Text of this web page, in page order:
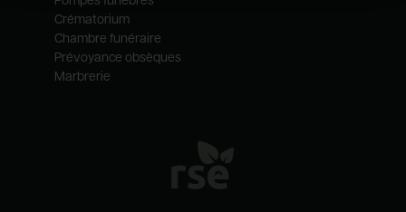
Crématorium
Chambre funéraire
Prévoyance obsèques
Marbrerie